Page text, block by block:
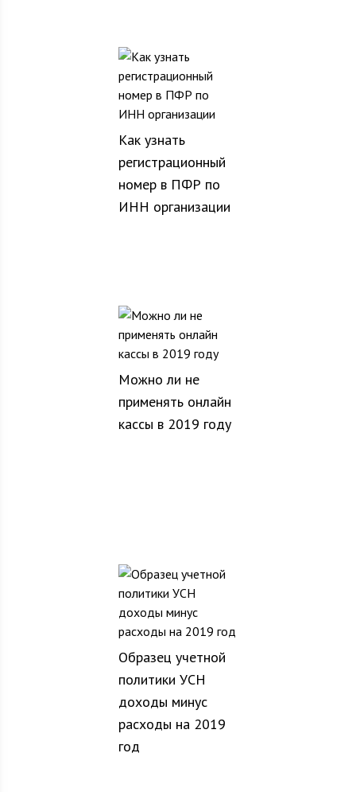
Как узнать
регистрационный
номер в ПФР по
ИНН организации
Можно ли не
применять онлайн
кассы в 2019 году
Образец учетной
политики УСН
доходы минус
расходы на 2019
год